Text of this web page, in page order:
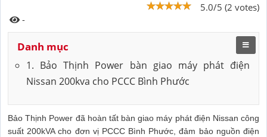
5.0/5 (2 votes)
-
Danh mục
1. Bảo Thịnh Power bàn giao máy phát điện
Nissan 200kva cho PCCC Bình Phước
Bảo Thịnh Power đã hoàn tất bàn giao máy phát điện Nissan công
suất 200kVA cho đơn vị PCCC Bình Phước, đảm bảo nguồn điện